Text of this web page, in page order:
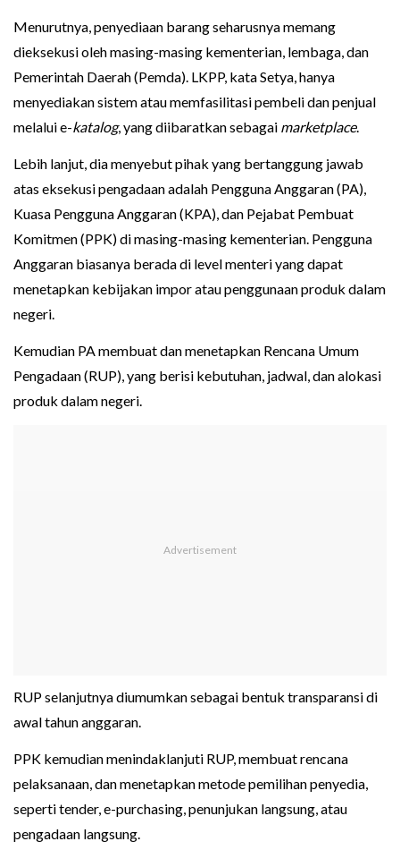
Menurutnya, penyediaan barang seharusnya memang
dieksekusi oleh masing-masing kementerian, lembaga, dan
Pemerintah Daerah (Pemda). LKPP, kata Setya, hanya
menyediakan sistem atau memfasilitasi pembeli dan penjual
melalui e-katalog, yang diibaratkan sebagai marketplace.
Lebih lanjut, dia menyebut pihak yang bertanggung jawab
atas eksekusi pengadaan adalah Pengguna Anggaran (PA),
Kuasa Pengguna Anggaran (KPA), dan Pejabat Pembuat
Komitmen (PPK) di masing-masing kementerian. Pengguna
Anggaran biasanya berada di level menteri yang dapat
menetapkan kebijakan impor atau penggunaan produk dalam
negeri.
Kemudian PA membuat dan menetapkan Rencana Umum
Pengadaan (RUP), yang berisi kebutuhan, jadwal, dan alokasi
produk dalam negeri.
RUP selanjutnya diumumkan sebagai bentuk transparansi di
awal tahun anggaran.
PPK kemudian menindaklanjuti RUP, membuat rencana
pelaksanaan, dan menetapkan metode pemilihan penyedia,
seperti tender, e-purchasing, penunjukan langsung, atau
pengadaan langsung.